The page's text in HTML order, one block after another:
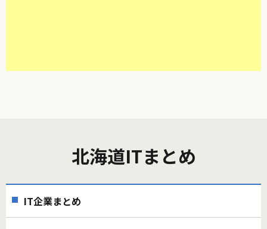
北海道ITまとめ
IT企業まとめ